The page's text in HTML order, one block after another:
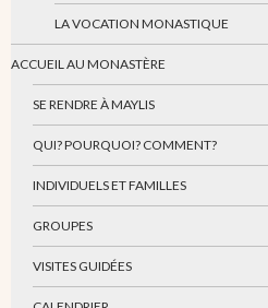
LA VOCATION MONASTIQUE
ACCUEIL AU MONASTÈRE
SE RENDRE À MAYLIS
QUI? POURQUOI? COMMENT?
INDIVIDUELS ET FAMILLES
GROUPES
VISITES GUIDÉES